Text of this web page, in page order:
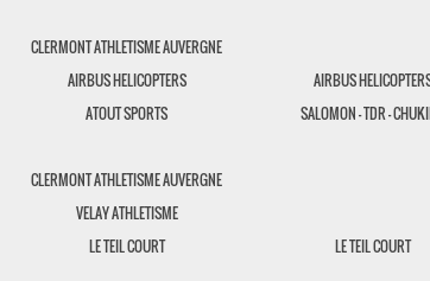
CLERMONT ATHLETISME AUVERGNE
AIRBUS HELICOPTERS
AIRBUS
ATOUT SPORTS
SALOMON - TDR -
CLERMONT ATHLETISME AUVERGNE
VELAY ATHLETISME
LE TEIL COURT
LE TEIL COURT